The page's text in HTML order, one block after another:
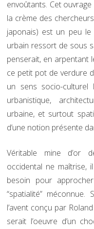
envoûtants. Cet
la crème des
japonais) est un peu
urbain ressort de sous
penserait, en arpentant
ce petit pot de verdure
un sens socio-culturel
urbanistique,
urbaine, et surtout
d’une notion présente
Véritable mine d’or
occidental ne maîtrise,
besoin pour
“spatialité”
l’avent conçu par
serait l’oeuvre d’un